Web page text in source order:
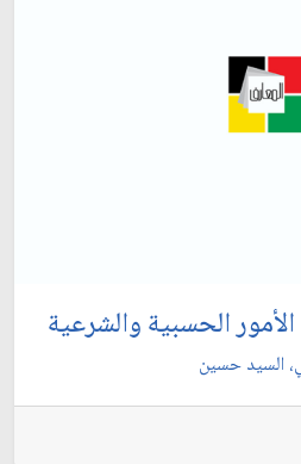
الحسبية والشرعية
السيد حسين‏